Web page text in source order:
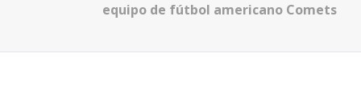
equipo de fútbol americano Comets